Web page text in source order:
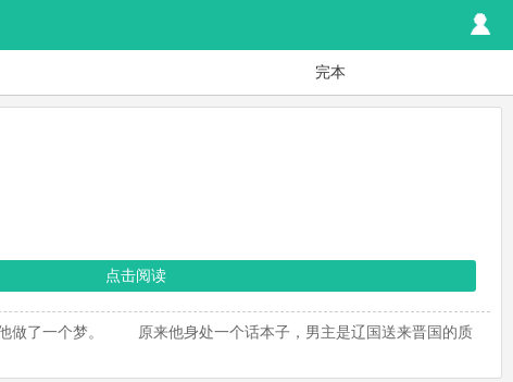
完本
点击阅读
做了一个梦。 原来他身处一个话本子，男主是辽国送来晋国的质